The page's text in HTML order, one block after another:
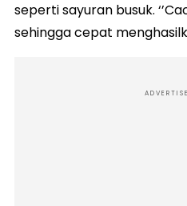
seperti sayuran busuk.
sehingga cepat